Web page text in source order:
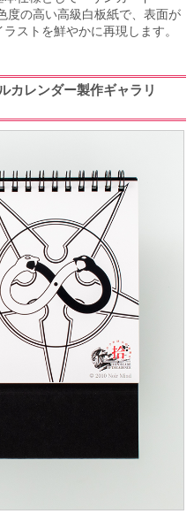
度の高い高級白板紙で、表面が
ストを鮮やかに再現します。
カレンダー製作ギャラリ